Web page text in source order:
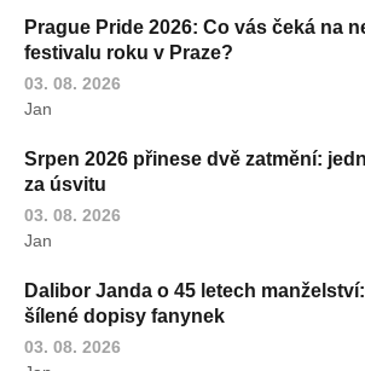
Prague Pride 2026: Co vás čeká na
festivalu roku v Praze?
03. 08. 2026
Jan
Srpen 2026 přinese dvě zatmění:
za úsvitu
03. 08. 2026
Jan
Dalibor Janda o 45 letech
šílené dopisy fanynek
03. 08. 2026